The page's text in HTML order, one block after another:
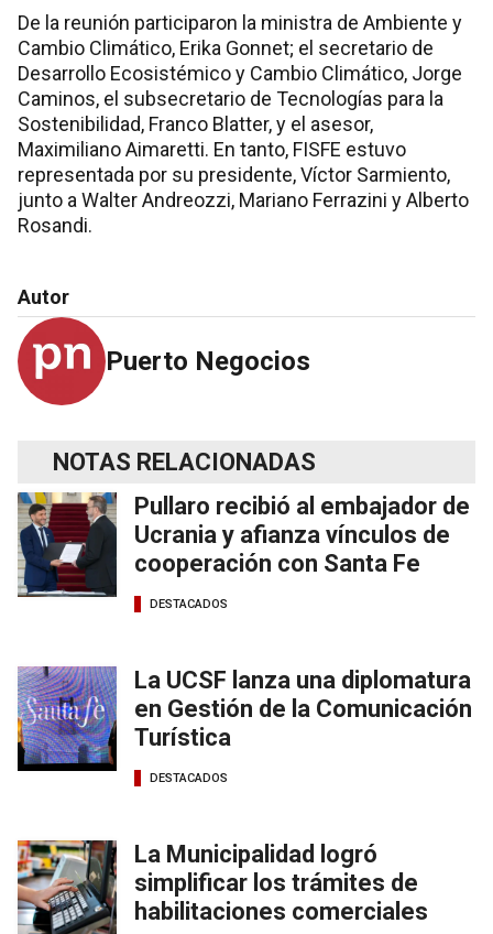
De la reunión participaron la ministra de Ambiente y
Cambio Climático, Erika Gonnet; el secretario de
Desarrollo Ecosistémico y Cambio Climático, Jorge
Caminos, el subsecretario de Tecnologías para la
Sostenibilidad, Franco Blatter, y el asesor,
Maximiliano Aimaretti. En tanto, FISFE estuvo
representada por su presidente, Víctor Sarmiento,
junto a Walter Andreozzi, Mariano Ferrazini y Alberto
Rosandi.
Autor
Puerto Negocios
NOTAS RELACIONADAS
Pullaro recibió al embajador de
Ucrania y afianza vínculos de
cooperación con Santa Fe
DESTACADOS
La UCSF lanza una diplomatura
en Gestión de la Comunicación
Turística
DESTACADOS
La Municipalidad logró
simplificar los trámites de
habilitaciones comerciales